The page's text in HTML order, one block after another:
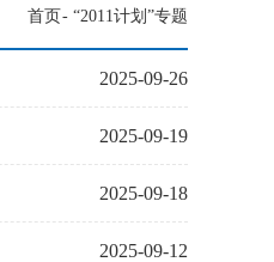
首页- “2011计划”专题
2025-09-26
2025-09-19
2025-09-18
2025-09-12